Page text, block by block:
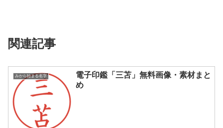
関連記事
みから始まる名字
電子印鑑「三苫」無料画像・素材まと
め